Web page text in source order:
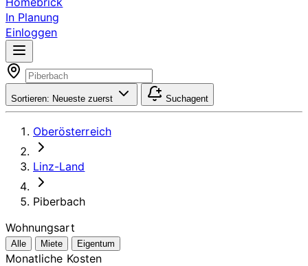
In Planung
Einloggen
Sortieren: Neueste zuerst Suchagent
Oberösterreich
Linz-Land
Piberbach
Wohnungsart
Alle Miete Eigentum
Monatliche Kosten